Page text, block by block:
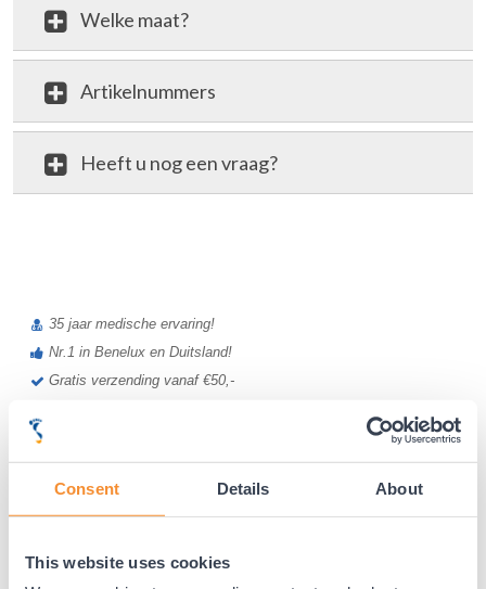
Consent Details About
This website uses cookies
Welke maat?
Artikelnummers
Heeft u nog een vraag?
35 jaar medische ervaring!
Nr.1 in Benelux en Duitsland!
Gratis verzending vanaf €50,-
Achteraf betalen mogelijk! Nergens goedkoper!